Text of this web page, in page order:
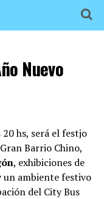
Nuevo
20 hs, será el festjo
Barrio Chino,
, exhibiciones de
un ambiente festivo
del City Bus